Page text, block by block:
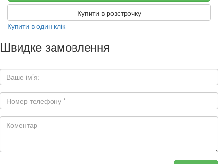
Купити в розстрочку
Купити в один клік
Швидке замовлення